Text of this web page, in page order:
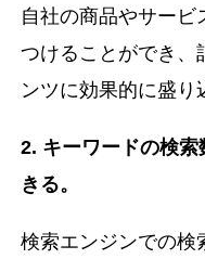
自社の商品やサービ
つけることができ、
ンツに効果的に盛り
2. キーワードの検
きる。
検索エンジンでの検